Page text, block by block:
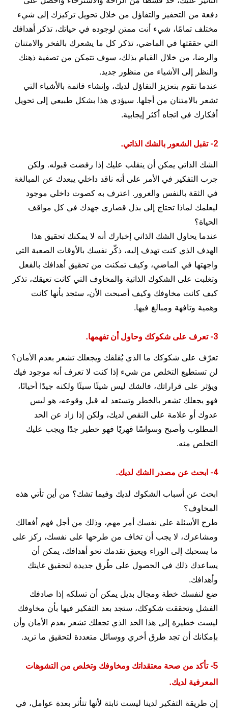
دفعة من التحفيز والتفاؤل من خلال تحويل تركيزك إلى شيء
مختلف تمامًا، شيء أنت ممتن لوجوده في حياتك، تذكر أهدافك
التي حققتها في الماضي، تذكر كل ما يشعرك بالفخر والامتنان
والرضا، من خلال القيام بذلك، سوف تتمكن من تصفية ذهنك
والنظر إلى الأشياء من منظور جديد.
عندما تقوم بتعزيز التفاؤل لديك، وإنشاء قائمة بالأشياء التي
تشعر بالامتنان من أجلها. سيؤدي هذا بشكل طبيعي إلى تحويل
أفكارك في اتجاه أكثر إيجابية.
2- تقبل الشعور بالشك الذاتي.
الشك الذاتي يمكن أن ينقلب عليك إذا رفضت قبوله. ولكن
جرب التفكير في الأمر على أنه ناقد داخلي يبعدك عن المبالغة
في الثقة بالنفس والغرور. اعترف به كصوت داخلي موجود
ليعلمك لماذا تحتاج إلى بذل قصارى جهدك في كل مواقف
الحياة؟
عندما يحاول الشك الذاتي إخبارك أنه لا يمكنك تحقيق هذا
الهدف الذي كنت تهدف إليه، ذكّر نفسك بالأوقات الصعبة التي
واجهتها في الماضي، وكيف تمكنت من تحقيق أهدافك بالفعل
وتغلبت على الشكوك الذاتية والمخاوف التي كانت تعيقك، تذكر
كيف كانت مخاوفك وكيف أصبحت الأن، ستجد بأنها كانت
وهمية وتافهة ومبالغ فيها.
3- تعرف على شكوكك وحاول أن تفهمها.
تعرّف على شكوكك ما الذي يُقلقك ويجعلك تشعر بعدم الأمان؟
لن تستطيع التخلص من شيء إذا كنت لا تعرف أنه موجود فيك
ويؤثر على قراراتك، فالشك ليس شيئًا سيئًا ولكنه جيدًا أحيانًا،
فهو يجعلك تشعر بالخطر وتستعد له قبل وقوعه، هو ليس
عدوك أو علامة على النقص لديك، ولكن إذا زاد عن الحد
المطلوب وأصبح وسواسًا قهريًا فهو خطير جدًا ويجب عليك
التخلص منه.
4- ابحث عن مصدر الشك لديك.
ابحث عن أسباب الشكوك لديك وفيما تشك؟ من أين تأتي هذه
المخاوف؟
طرح الأسئلة على نفسك أمر مهم، وذلك من أجل فهم أفعالك
ومشاعرك، لا يجب أن تخاف من طرحها على نفسك، ركز على
ما يسحبك إلى الوراء ويعيق تقدمك نحو أهدافك، يمكن أن
يساعدك ذلك في الحصول على طُرق جديدة لتحقيق غايتك
وأهدافك.
ضع لنفسك خطة ومجال بديل يمكن أن تسلكه إذا صادفك
الفشل وتحققت شكوكك، ستجد بعد التفكير فيها بأن مخاوفك
ليست خطيرة إلى هذا الحد الذي تجعلك تشعر بعدم الأمان وأن
بإمكانك أن تجد طرق أخري ووسائل متعددة لتحقيق ما تريد.
5- تأكد من صحة معتقداتك ومخاوفك وتخلص من التشوهات
المعرفية لديك.
إن طريقة التفكير لدينا ليست ثابتة لأنها تتأثر بعدة عوامل، في